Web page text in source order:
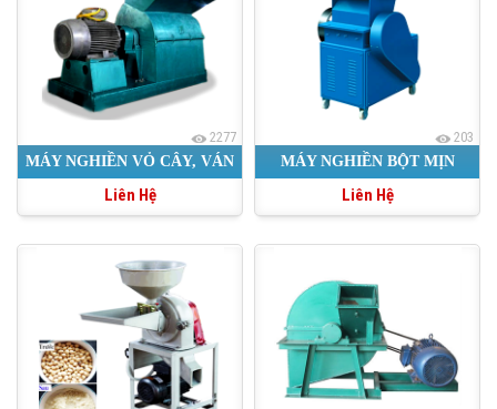
2277
MÁY NGHIỀN VỎ CÂY, VÁN
BÓC
Liên Hệ
203
MÁY NGHIỀN BỘT MỊN
Liên Hệ